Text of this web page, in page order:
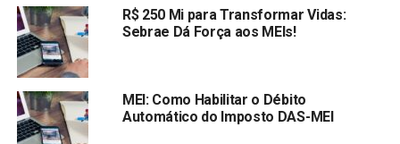
naPlataforma clique na opção Fazer Cadastro.
R$ 250 Mi para Transformar Vidas:
Sebrae Dá Força aos MEIs!
MEI: Como Habilitar o Débito
Automático do Imposto DAS-MEI